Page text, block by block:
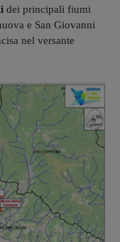
dei principali fiumi
e San Giovanni
nel versante